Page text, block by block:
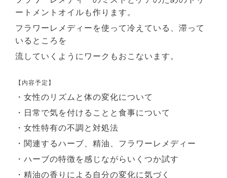
ートメントオイルも作ります。
フラワーレメディーを使って冷えている、滞って
いるところを
流していくようにワークもおこないます。
【内容予定】
・女性のリズムと体の変化について
・日常で気を付けることと食事について
・女性特有の不調と対処法
・関連するハーブ、精油、フラワーレメディー
・ハーブの特徴を感じながらいくつか試す
・精油の香りによる自分の変化に気づく